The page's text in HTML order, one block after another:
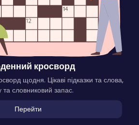
кросворд
щодня. Цікаві підказки та слова,
та словниковий запас.
Перейти